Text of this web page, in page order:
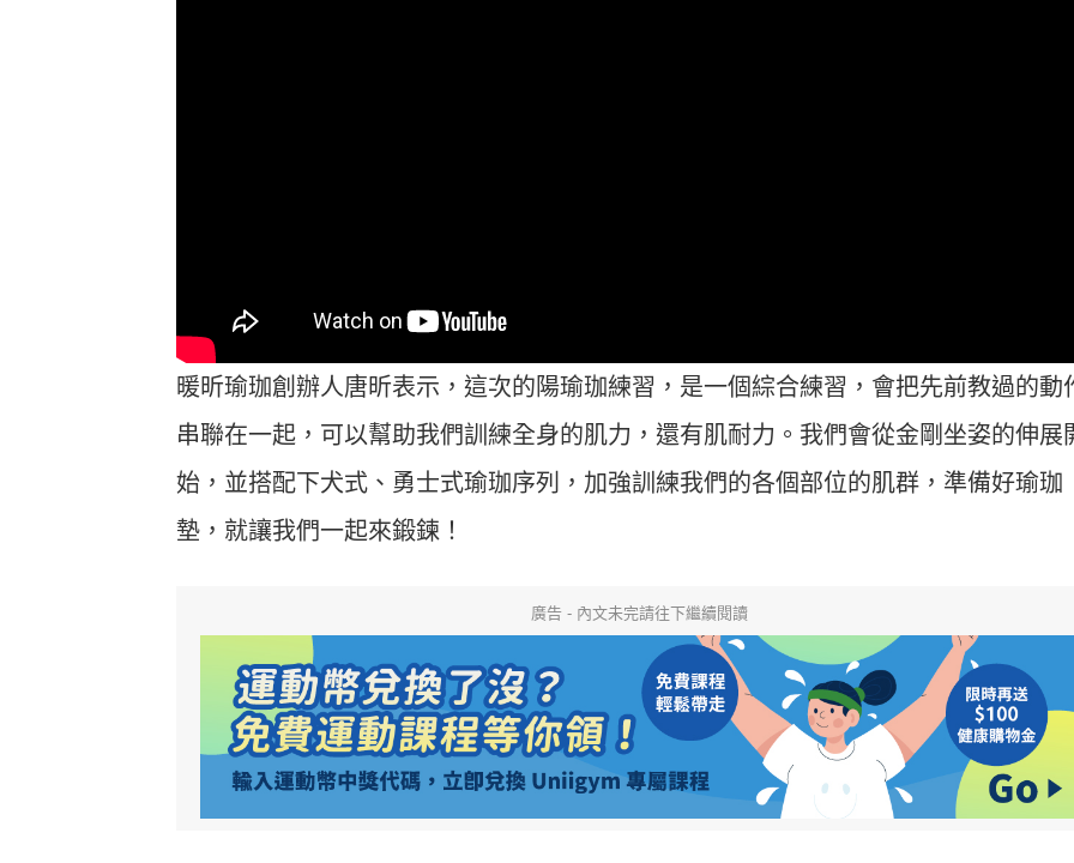
暖昕瑜珈創辦人唐昕表示，這次的陽瑜珈練習，是一個綜合練習，會把先前教過的動
串聯在一起，可以幫助我們訓練全身的肌力，還有肌耐力。我們會從金剛坐姿的伸展
始，並搭配下犬式、勇士式瑜珈序列，加強訓練我們的各個部位的肌群，準備好瑜珈
墊，就讓我們一起來鍛鍊！
廣告 - 內文未完請往下繼續閱讀